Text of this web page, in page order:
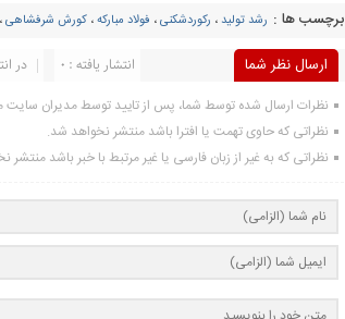
برچسب ها : رشد تولید ، رکوردشکنی، فولاد مبارکه، کورش شرفشاهی،
ارسال نظر شما در انتشار یافته : 0
نظرات ارسال شده توسط شما، پس از تایید توسط مدیران
نظراتی که حاوی تهمت یا افترا باشد منتشر نخواهد شد.
نظراتی که به غیر از زبان فارسی یا غیر مرتبط با خبر باشد منتشر